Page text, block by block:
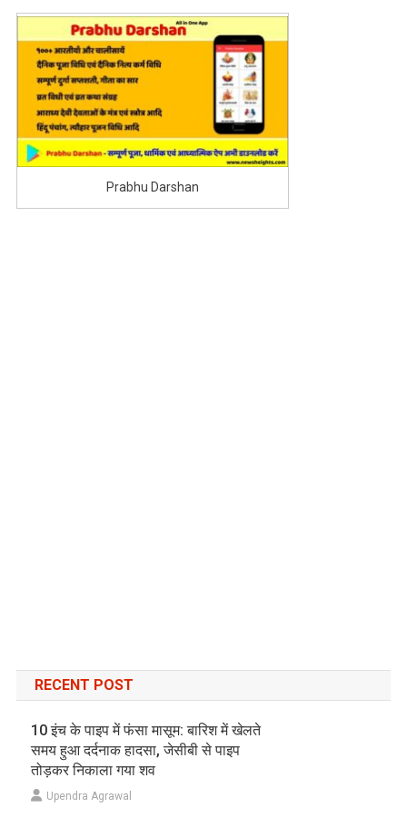
Prabhu Darshan
RECENT POST
10 इंच के पाइप में फंसा मासूम: बारिश में खेलते
समय हुआ दर्दनाक हादसा, जेसीबी से पाइप
तोड़कर निकाला गया शव
Upendra Agrawal